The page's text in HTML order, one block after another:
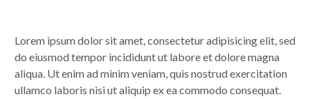
Español
Lorem ipsum dolor sit amet, consectetur adipisicing elit, sed
do eiusmod tempor incididunt ut labore et dolore magna
aliqua. Ut enim ad minim veniam, quis nostrud exercitation
ullamco laboris nisi ut aliquip ex ea commodo consequat.